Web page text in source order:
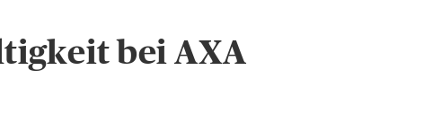
bei AXA